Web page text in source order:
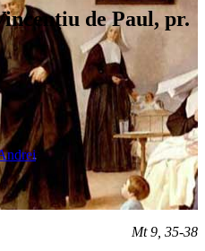
de Paul, pr.
Mt 9, 35-38